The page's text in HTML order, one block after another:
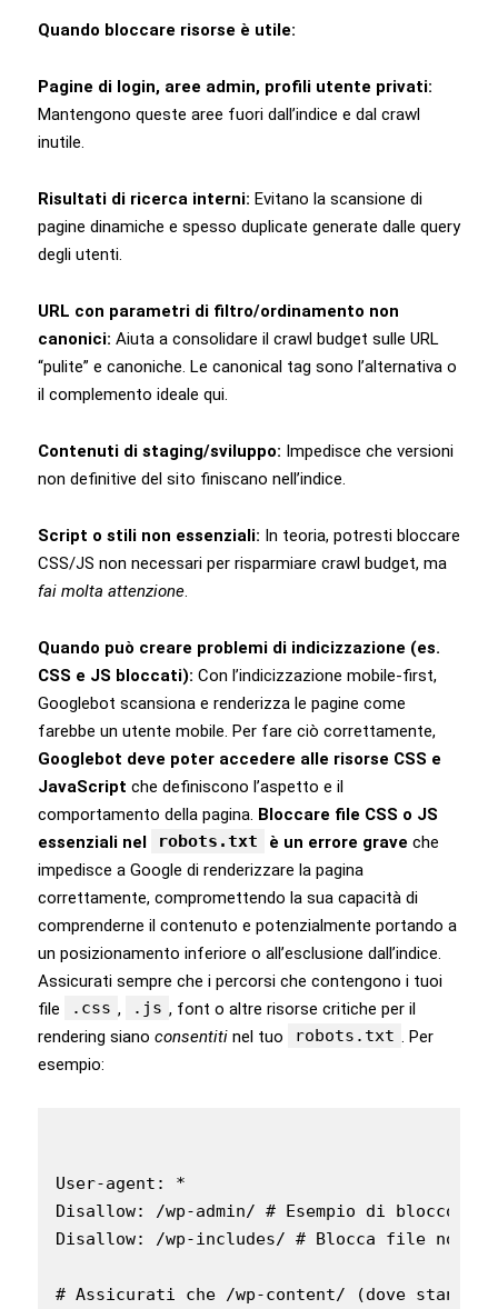
Quando bloccare risorse è utile:
Pagine di login, aree admin, profili utente privati:
Mantengono queste aree fuori dall’indice e dal crawl
inutile.
Risultati di ricerca interni: Evitano la scansione di
pagine dinamiche e spesso duplicate generate dalle query
degli utenti.
URL con parametri di filtro/ordinamento non
canonici: Aiuta a consolidare il crawl budget sulle URL
“pulite” e canoniche. Le canonical tag sono l’alternativa o
il complemento ideale qui.
Contenuti di staging/sviluppo: Impedisce che versioni
non definitive del sito finiscano nell’indice.
Script o stili non essenziali: In teoria, potresti bloccare
CSS/JS non necessari per risparmiare crawl budget, ma
fai molta attenzione
Quando può creare problemi di indicizzazione (es.
CSS e JS bloccati): Con l’indicizzazione mobile-first,
Googlebot scansiona e renderizza le pagine come
farebbe un utente mobile. Per fare ciò correttamente,
Googlebot deve poter accedere alle risorse CSS e
JavaScript che definiscono l’aspetto e il
comportamento della pagina. Bloccare file CSS o JS
essenziali nel
robots.txt è un errore grave che
impedisce a Google di renderizzare la pagina
correttamente, compromettendo la sua capacità di
comprenderne il contenuto e potenzialmente portando a
un posizionamento inferiore o all’esclusione dall’indice.
Assicurati sempre che i percorsi che contengono i tuoi
file
.css , .js , font o altre risorse critiche per il
rendering siano consentiti nel tuo robots.txt
. Per
esempio:
User-agent: *
Disallow: /wp-admin/ # Esempio di blocco
Disallow: /wp-includes/ # Blocca file non
# Assicurati che /wp-content/ (dove